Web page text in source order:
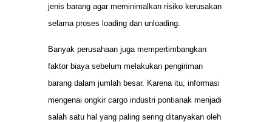
jenis barang agar meminimalkan risiko kerusakan
selama proses loading dan unloading.
Banyak perusahaan juga mempertimbangkan
faktor biaya sebelum melakukan pengiriman
barang dalam jumlah besar. Karena itu, informasi
mengenai ongkir cargo industri pontianak menjadi
salah satu hal yang paling sering ditanyakan oleh